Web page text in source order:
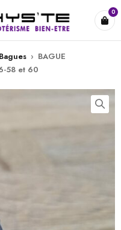
0
Bagues › BAGUE
58 et 60